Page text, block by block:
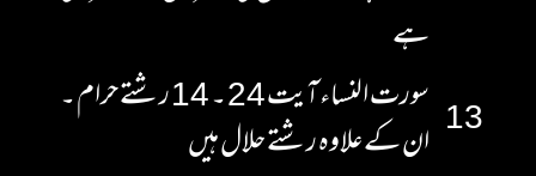
ہے
13
سورت النساء آیت 24 ۔ 14 رشتے حرام ۔
ان کے علاوہ رشتے حلال ہیں